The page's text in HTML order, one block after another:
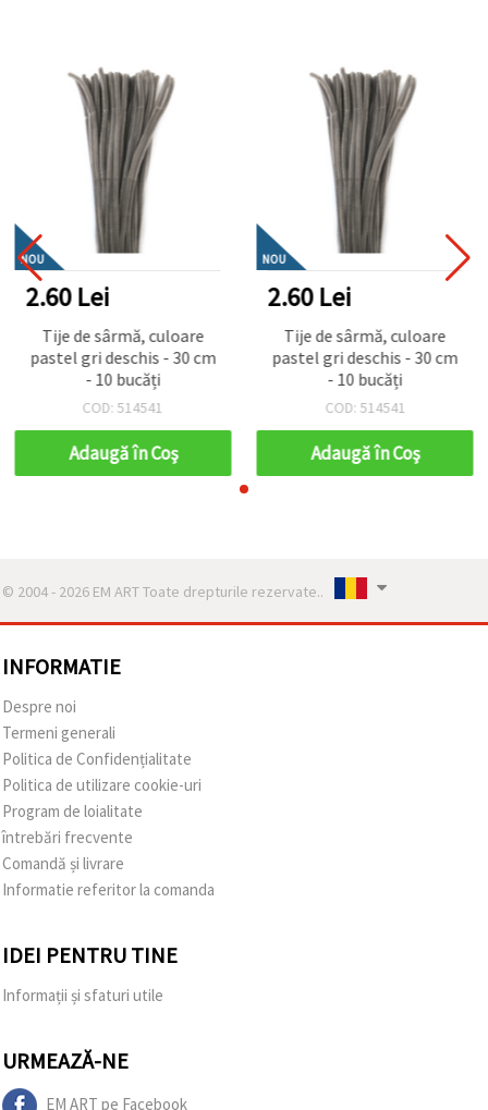
NOU
2.60 Lei
Tije de sârmă, culoare
pastel gri deschis - 30 cm
- 10 bucăți
COD: 514541
Adaugă în Coş
NOU
2.60 Lei
Tije de sârmă, culoare
pastel gri deschis - 30 cm
- 10 bucăți
COD: 514541
Adaugă în Coş
© 2004 - 2026 EM ART Toate drepturile rezervate..
INFORMATIE
Despre noi
Termeni generali
Politica de Confidențialitate
Politica de utilizare cookie-uri
Program de loialitate
întrebări frecvente
Comandă și livrare
Informatie referitor la comanda
IDEI PENTRU TINE
Informații și sfaturi utile
URMEAZĂ-NE
EM ART pe Facebook